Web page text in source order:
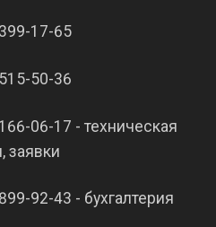
17-65
50-36
06-17 - техническая
заявки
92-43 - бухгалтерия